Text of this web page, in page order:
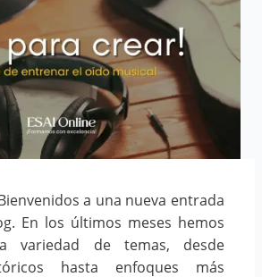
a una nueva entrada
En los últimos meses hemos
variedad de temas, desde
hasta enfoques más